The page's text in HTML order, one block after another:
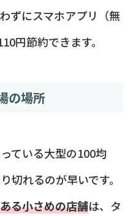
ずにスマホアプリ（無
円節約できます。
の場所
ている大型の100均
切れるのが早いです。
る小さめの店舗は、タ